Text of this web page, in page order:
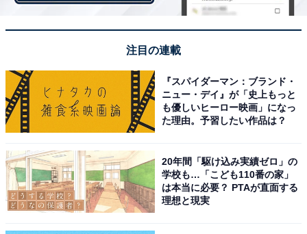
注目の連載
『スパイダーマン：ブランド・
ニュー・デイ』が「史上もっと
も優しいヒーロー映画」になっ
た理由。予習したい作品は？
20年間「駆け込み実績ゼロ」の
学校も…「こども110番の家」
は本当に必要？ PTAが直面する
理想と現実